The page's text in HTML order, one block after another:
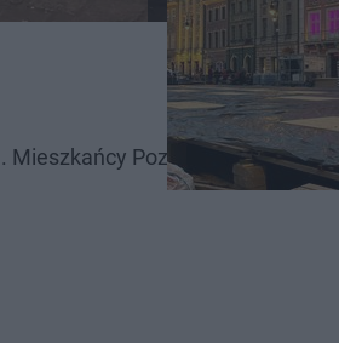
Poznania mogą już